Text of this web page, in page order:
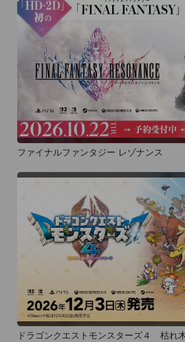
ファイナルファンタジー レゾナンス
ドラゴンクエストモンスターズ４ 枯れ